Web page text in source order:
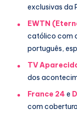
exclusivas da
EWTN
católico com
português,
TV
dos
France 24 e
com